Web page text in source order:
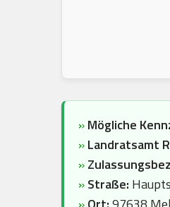
»Mögliche
»Landratsamt
»
»Straße: